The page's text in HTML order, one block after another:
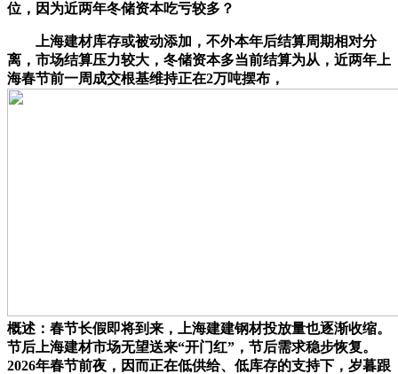
位，因为近两年冬储资本吃亏较多？
上海建材库存或被动添加，不外本年后结算周期相对分
离，市场结算压力较大，冬储资本多当前结算为从，近两年上
海春节前一周成交根基维持正在2万吨摆布，
概述：春节长假即将到来，上海建建钢材投放量也逐渐收缩。
节后上海建材市场无望送来“开门红”，节后需求稳步恢复。
2026年春节前夜，因而正在低供给、低库存的支持下，岁暮跟